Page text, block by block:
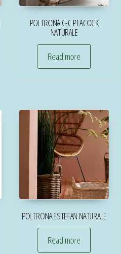
POLTRONA C-C PEACOCK
NATURALE
Read more
POLTRONA ESTEFAN NATURALE
Read more